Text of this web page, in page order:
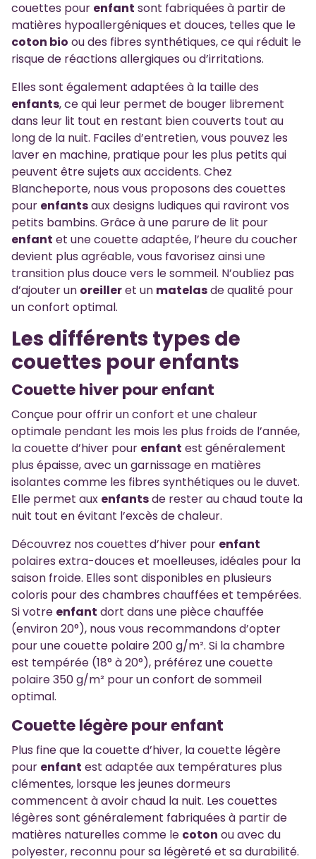
couettes pour enfant sont fabriquées à partir de
matières hypoallergéniques et douces, telles que le
coton bio ou des fibres synthétiques, ce qui réduit le
risque de réactions allergiques ou d’irritations.
Elles sont également adaptées à la taille des
enfants, ce qui leur permet de bouger librement
dans leur lit tout en restant bien couverts tout au
long de la nuit. Faciles d’entretien, vous pouvez les
laver en machine, pratique pour les plus petits qui
peuvent être sujets aux accidents. Chez
Blancheporte, nous vous proposons des couettes
pour enfantsaux designs ludiques qui raviront vos
petits bambins. Grâce à une parure de lit pour
enfant et une couette adaptée, l’heure du coucher
devient plus agréable, vous favorisez ainsi une
transition plus douce vers le sommeil. N’oubliez pas
d’ajouter un oreilleret un matelasde qualité pour
un confort optimal.
Les différents types de
couettes pour enfants
Couette hiver pour enfant
Conçue pour offrir un confort et une chaleur
optimale pendant les mois les plus froids de l’année,
la couette d’hiver pour enfant est généralement
plus épaisse, avec un garnissage en matières
isolantes comme les fibres synthétiques ou le duvet.
Elle permet aux enfantsde rester au chaud toute la
nuit tout en évitant l’excès de chaleur.
Découvrez nos couettes d’hiver pour enfant
polaires extra-douces et moelleuses, idéales pour la
saison froide. Elles sont disponibles en plusieurs
coloris pour des chambres chauffées et tempérées.
Si votre enfant dort dans une pièce chauffée
(environ 20°), nous vous recommandons d’opter
pour une couette polaire 200 g/m². Si la chambre
est tempérée (18° à 20°), préférez une couette
polaire 350 g/m² pour un confort de sommeil
optimal.
Couette légère pour enfant
Plus fine que la couette d’hiver, la couette légère
pour enfant est adaptée aux températures plus
clémentes, lorsque les jeunes dormeurs
commencent à avoir chaud la nuit. Les couettes
légères sont généralement fabriquées à partir de
matières naturelles comme le coton ou avec du
polyester, reconnu pour sa légèreté et sa durabilité.